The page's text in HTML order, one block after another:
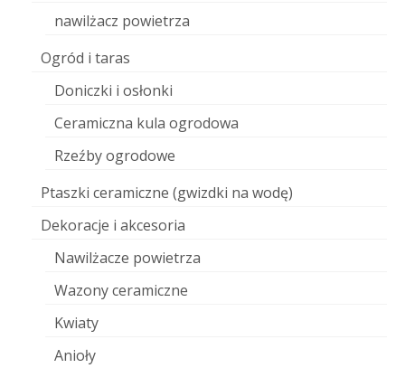
nawilżacz powietrza
Ogród i taras
Doniczki i osłonki
Ceramiczna kula ogrodowa
Rzeźby ogrodowe
Ptaszki ceramiczne (gwizdki na wodę)
Dekoracje i akcesoria
Nawilżacze powietrza
Wazony ceramiczne
Kwiaty
Anioły